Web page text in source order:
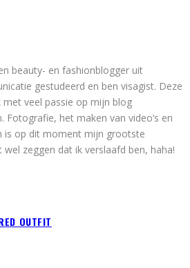
beauty- en fashionblogger uit
gestudeerd en ben visagist. Deze
veel passie op mijn blog
Fotografie, het maken van video’s en
is op dit moment mijn grootste
wel zeggen dat ik verslaafd ben, haha!
OUTFIT